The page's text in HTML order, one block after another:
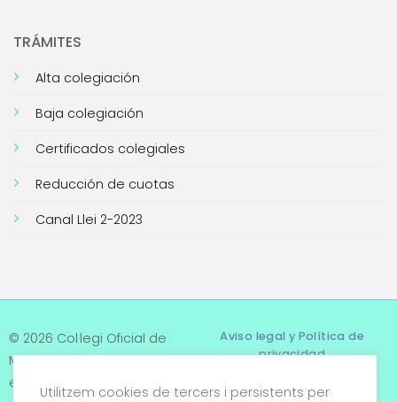
TRÁMITES
Alta colegiación
Baja colegiación
Certificados colegiales
Reducción de cuotas
Canal Llei 2-2023
© 2026 Col·legi Oficial de
Metges de Tarragona. Tots
els drets reservats
Aviso legal y Política de
privacidad
Términos y condiciones
Utilitzem cookies de tercers i persistents per